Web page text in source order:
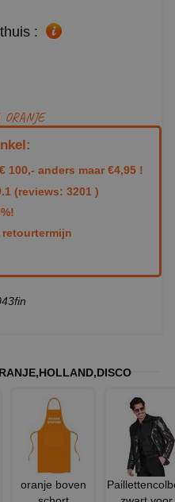
:
ORANJE
100,- anders maar €4,95 !
(reviews: 3201 )
retourtermijn
,HOLLAND,DISCO
oranje boven